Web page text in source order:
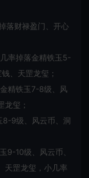
落财禄盈门、开心
率掉落金精铁玉5-
、天罡龙玺；
精铁玉7-8级、风
龙玺；
8-9级、风云币、洞
9-10级、风云币、
天罡龙玺，小几率